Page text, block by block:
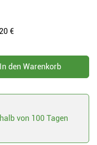
20 €
In den Warenkorb
von 100 Tagen